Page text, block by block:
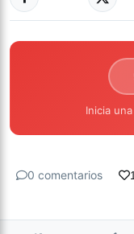
Inicia
0 comentarios